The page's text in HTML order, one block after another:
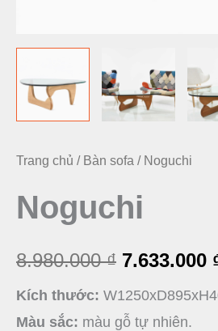
Trang chủ / Bàn sofa / Noguchi
Noguchi
8.980.000₫
Giá
gốc
8.980.000
7.633.000
Kích thước:
Màu sắc: màu gỗ tự nhiên.
Noguchi
lượng